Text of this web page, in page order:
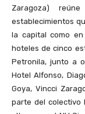
Zaragoza)
establecimientos
la capital como
hoteles de cinco
Petronila, junto a
Hotel Alfonso,
Goya, Vincci
parte del colectivo